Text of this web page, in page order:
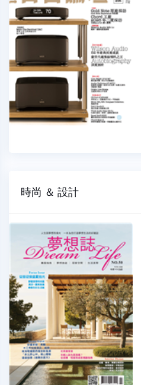
時尚 ＆ 設計